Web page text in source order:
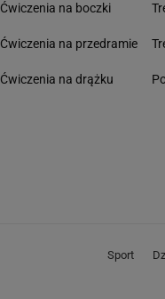
Ćwiczenia na boczki
Ćwiczenia na przedramie
Ćwiczenia na drążku
Sport